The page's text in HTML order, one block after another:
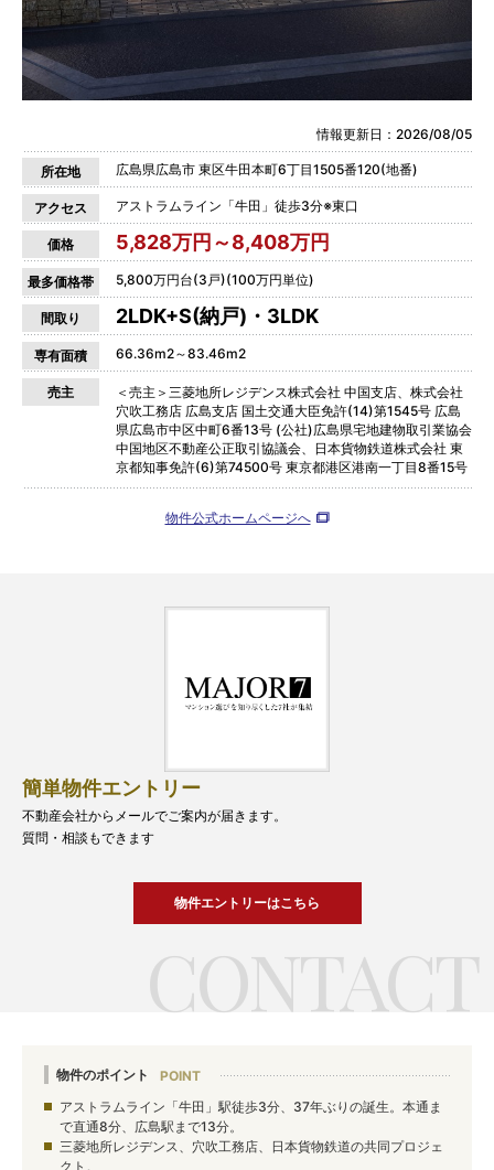
情報更新日：2026/08/05
所在地 広島県広島市 東区牛田本町6丁目1505番120(地番)
アクセス アストラムライン「牛田」徒歩3分※東口
価格 5,828万円～8,408万円
最多価格帯 5,800万円台(3戸)(100万円単位)
間取り 2LDK+S(納戸)・3LDK
専有面積 66.36m2～83.46m2
売主
＜売主＞三菱地所レジデンス株式会社 中国支店、株式会社
穴吹工務店 広島支店 国土交通大臣免許(14)第1545号 広島
県広島市中区中町6番13号 (公社)広島県宅地建物取引業協会
中国地区不動産公正取引協議会、日本貨物鉄道株式会社 東
京都知事免許(6)第74500号 東京都港区港南一丁目8番15号
物件公式ホームページへ
簡単物件エントリー
不動産会社からメールでご案内が届きます。
質問・相談もできます
物件エントリーはこちら
物件のポイント
アストラムライン「牛田」駅徒歩3分、37年ぶりの誕生。本通ま
で直通8分、広島駅まで13分。
三菱地所レジデンス、穴吹工務店、日本貨物鉄道の共同プロジェ
クト。